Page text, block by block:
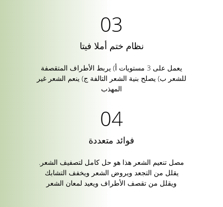
نظام ختم أملا فيتا
يعمل على 3 مستويات أ) يربط الأطراف المتقصفة
للشعر ب) يصلح بنية الشعر التالفة ج) ينعم الشعر غير
المهذب
فوائد متعددة
مصل تنعيم الشعر هذا هو حل كامل لتصفيف الشعر.
يقلل من التجعد ويروض الشعر ويخفف التشابك
ويقلل من تقصف الأطراف ويعيد لمعان الشعر